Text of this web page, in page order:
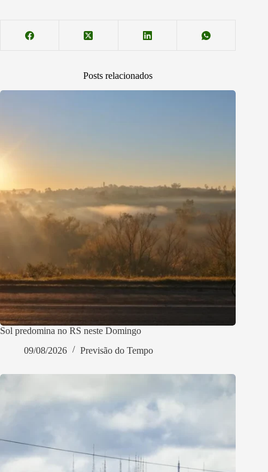
Posts relacionados
Sol predomina no RS neste Domingo
09/08/2026
Previsão do Tempo